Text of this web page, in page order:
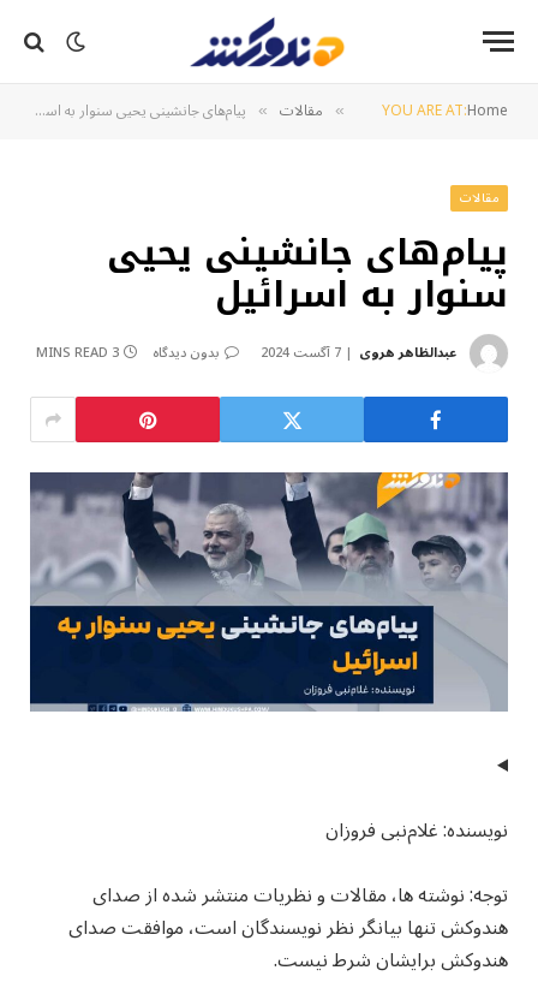
YOU ARE AT:Home
» مقالات » پیام‌های جانشینی یحیی سنوار به اسرائیل
مقالات
پیام‌های جانشینی یحیی
سنوار به اسرائیل
عبدالظاهر هروی 7 آگست 2024 بدون دیدگاه 3 MINS READ
نویسنده: غلام‌نبی فروزان
توجه: نوشته ها، مقالات و نظریات منتشر شده از صدای
هندوکش تنها بیانگر نظر نویسندگان است، موافقت صدای
هندوکش برایشان شرط نیست.